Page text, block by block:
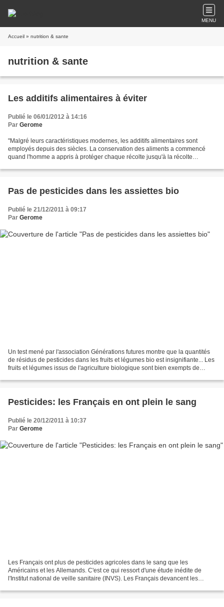
MENU
Accueil » nutrition & sante
nutrition & sante
Les additifs alimentaires à éviter
Publié le 06/01/2012 à 14:16
Par Gerome
"Malgré leurs caractéristiques modernes, les additifs alimentaires sont
employés depuis des siècles. La conservation des aliments a commencé
quand l'homme a appris à protéger chaque récolte jusqu'à la récolte
Pas de pesticides dans les assiettes bio
Publié le 21/12/2011 à 09:17
Par Gerome
Un test mené par l'association Générations futures montre que la quantités
de résidus de pesticides dans les fruits et légumes bio est insignifiante... Les
fruits et légumes issus de l'agriculture biologique sont bien exempts de
Pesticides: les Français en ont plein le sang
Publié le 20/12/2011 à 10:37
Par Gerome
Les Français ont plus de pesticides agricoles dans le sang que les
Américains et les Allemands. C'est ce qui ressort d'une étude inédite de
l'Institut national de veille sanitaire (INVS). Les Français devancent les